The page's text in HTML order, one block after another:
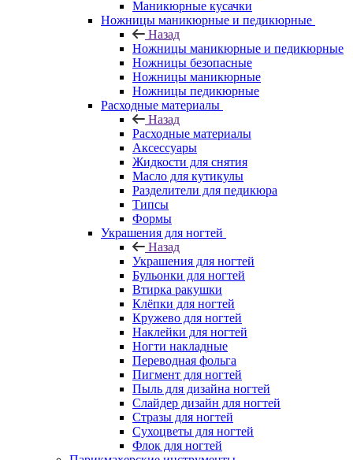
Маникюрные кусачки
Ножницы маникюрные и педикюрные
Назад
Ножницы маникюрные и педикюрные
Ножницы безопасные
Ножницы маникюрные
Ножницы педикюрные
Расходные материалы
Назад
Расходные материалы
Аксессуары
Жидкости для снятия
Масло для кутикулы
Разделители для педикюра
Типсы
Формы
Украшения для ногтей
Назад
Украшения для ногтей
Бульонки для ногтей
Втирка ракушки
Клёпки для ногтей
Кружево для ногтей
Наклейки для ногтей
Ногти накладные
Переводная фольга
Пигмент для ногтей
Пыль для дизайна ногтей
Слайдер дизайн для ногтей
Стразы для ногтей
Сухоцветы для ногтей
Флок для ногтей